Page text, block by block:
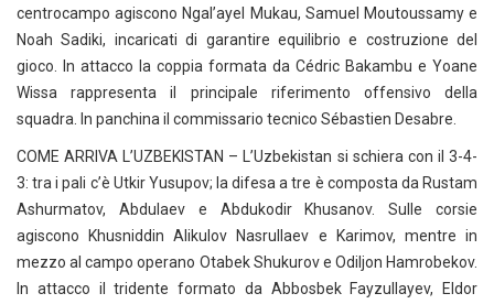
centrocampo agiscono Ngal’ayel Mukau, Samuel Moutoussamy e
Noah Sadiki, incaricati di garantire equilibrio e costruzione del
gioco. In attacco la coppia formata da Cédric Bakambu e Yoane
Wissa rappresenta il principale riferimento offensivo della
squadra. In panchina il commissario tecnico Sébastien Desabre.
COME ARRIVA L’UZBEKISTAN – L’Uzbekistan si schiera con il 3-4-
3: tra i pali c’è Utkir Yusupov; la difesa a tre è composta da Rustam
Ashurmatov, Abdulaev e Abdukodir Khusanov. Sulle corsie
agiscono Khusniddin Alikulov Nasrullaev e Karimov, mentre in
mezzo al campo operano Otabek Shukurov e Odiljon Hamrobekov.
In attacco il tridente formato da Abbosbek Fayzullayev, Eldor